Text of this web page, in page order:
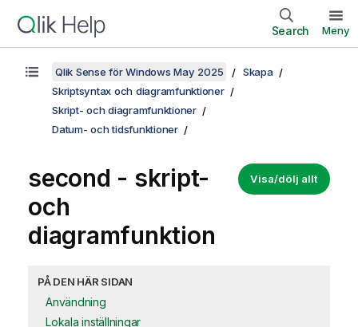
Search Meny
Qlik Sense för Windows May 2025
Skapa
Skriptsyntax och diagramfunktioner
Skript- och diagramfunktioner
Datum- och tidsfunktioner
Visa/dölj allt
second - skript-
och
diagramfunktion
PÅ DEN HÄR SIDAN
Användning
Lokala inställningar